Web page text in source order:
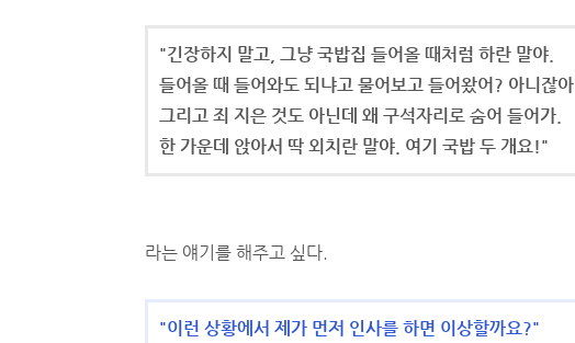
"긴장하지 말고, 그냥 국밥집 들어올 때처럼 하란 말야.
들어올 때 들어와도 되냐고 물어보고 들어왔어? 아니잖아.
그리고 죄 지은 것도 아닌데 왜 구석자리로 숨어 들어가.
한 가운데 앉아서 딱 외치란 말야. 여기 국밥 두 개요!"
라는 얘기를 해주고 싶다.
"이런 상황에서 제가 먼저 인사를 하면 이상할까요?"